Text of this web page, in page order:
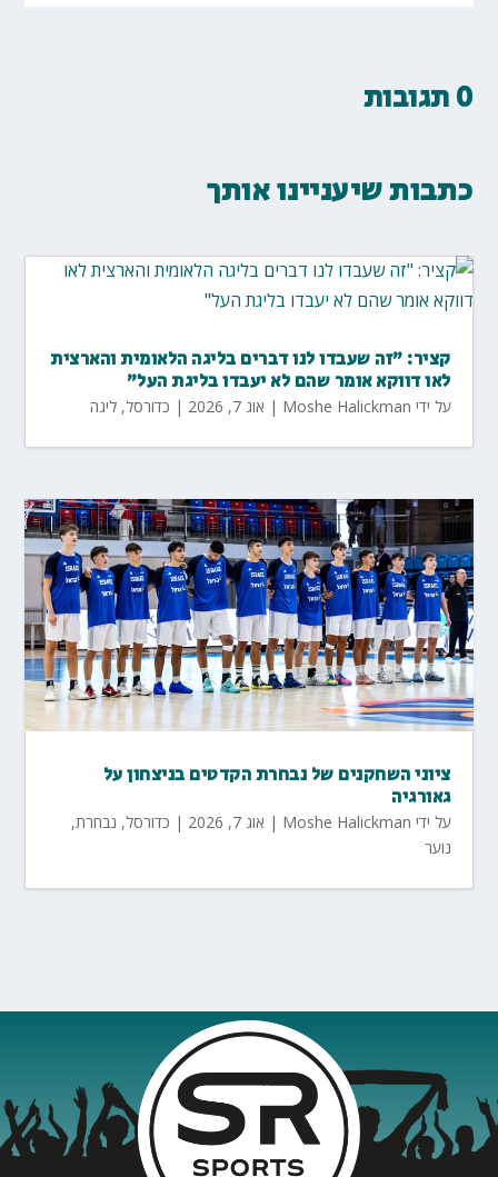
0 תגובות
כתבות שיעניינו אותך
קציר: "זה שעבדו לנו דברים בליגה הלאומית והארצית
לאו דווקא אומר שהם לא יעבדו בליגת העל"
על ידי Moshe Halickman
| אוג 7, 2026 | כדורסל,ליגה
ציוני השחקנים של נבחרת הקדטים בניצחון על
גאורגיה
על ידי Moshe Halickman
| אוג 7, 2026 | כדורסל, נבחרת,
נוער